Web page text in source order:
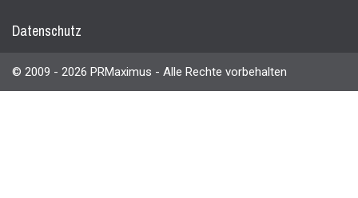
Datenschutz
© 2009 - 2026 PRMaximus - Alle Rechte vorbehalten